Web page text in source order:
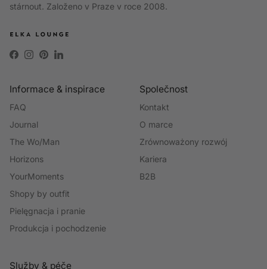
stárnout. Založeno v Praze v roce 2008.
Facebook
Instagram
PinterestLinkedIn
Informace & inspirace
FAQ
Journal
The Wo/Man
Horizons
YourMoments
Shopy by outfit
Pielęgnacja i pranie
Produkcja i pochodzenie
Společnost
Kontakt
O marce
Zrównoważony rozwój
Kariera
B2B
Služby & péče